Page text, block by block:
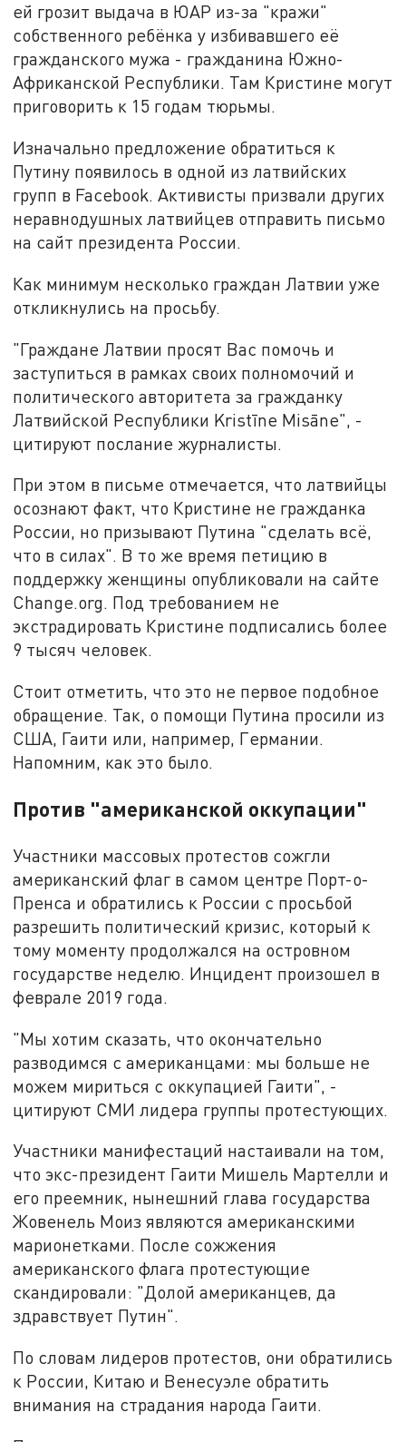
ей грозит выдача в ЮАР из-за "кражи"
собственного ребёнка у избивавшего её
гражданского мужа - гражданина Южно-
Африканской Республики. Там Кристине могут
приговорить к 15 годам тюрьмы.
Изначально предложение обратиться к
Путину появилось в одной из латвийских
групп в Facebook. Активисты призвали других
неравнодушных латвийцев отправить письмо
на сайт президента России.
Как минимум несколько граждан Латвии уже
откликнулись на просьбу.
"Граждане Латвии просят Вас помочь и
заступиться в рамках своих полномочий и
политического авторитета за гражданку
Латвийской Республики Kristīne Misāne", -
цитируют послание журналисты.
При этом в письме отмечается, что латвийцы
осознают факт, что Кристине не гражданка
России, но призывают Путина "сделать всё,
что в силах". В то же время петицию в
поддержку женщины опубликовали на сайте
Change.org. Под требованием не
экстрадировать Кристине подписались более
9 тысяч человек.
Стоит отметить, что это не первое подобное
обращение. Так, о помощи Путина просили из
США, Гаити или, например, Германии.
Напомним, как это было.
Против "американской оккупации"
Участники массовых протестов сожгли
американский флаг в самом центре Порт-о-
Пренса и обратились к России с просьбой
разрешить политический кризис, который к
тому моменту продолжался на островном
государстве неделю. Инцидент произошел в
феврале 2019 года.
"Мы хотим сказать, что окончательно
разводимся с американцами: мы больше не
можем мириться с оккупацией Гаити", -
цитируют СМИ лидера группы протестующих.
Участники манифестаций настаивали на том,
что экс-президент Гаити Мишель Мартелли и
его преемник, нынешний глава государства
Жовенель Моиз являются американскими
марионетками. После сожжения
американского флага протестующие
скандировали: "Долой американцев, да
здравствует Путин".
По словам лидеров протестов, они обратились
к России, Китаю и Венесуэле обратить
внимания на страдания народа Гаити.